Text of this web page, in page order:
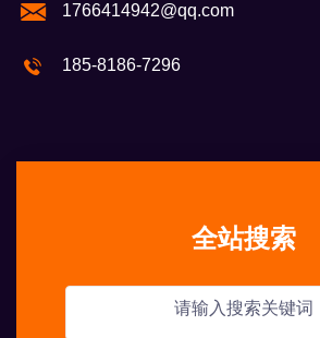
1766414942@qq.com
185-8186-7296
全站搜索